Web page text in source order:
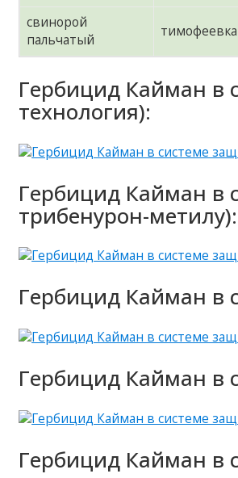
свинорой
пальчатый
Гербицид Кайман в
технология):
Гербицид Кайман в
трибенурон-метилу):
Гербицид Кайман в
Гербицид Кайман в
Гербицид Кайман в